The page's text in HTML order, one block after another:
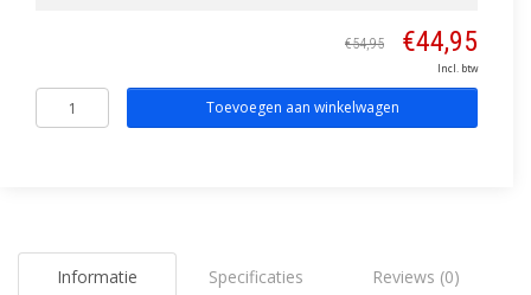
€54,95 €44,95
Incl. btw
Toevoegen aan winkelwagen
Informatie Specificaties Reviews (0)